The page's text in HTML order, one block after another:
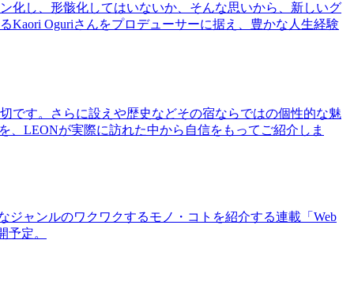
化し、形骸化してはいないか、そんな思いから、新しいグ
Oguriさんをプロデューサーに据え、豊かな人生経験
す。さらに設えや歴史などその宿ならではの個性的な魅
、LEONが実際に訪れた中から自信をもってご紹介しま
ャンルのワクワクするモノ・コトを紹介する連載「Web
定。